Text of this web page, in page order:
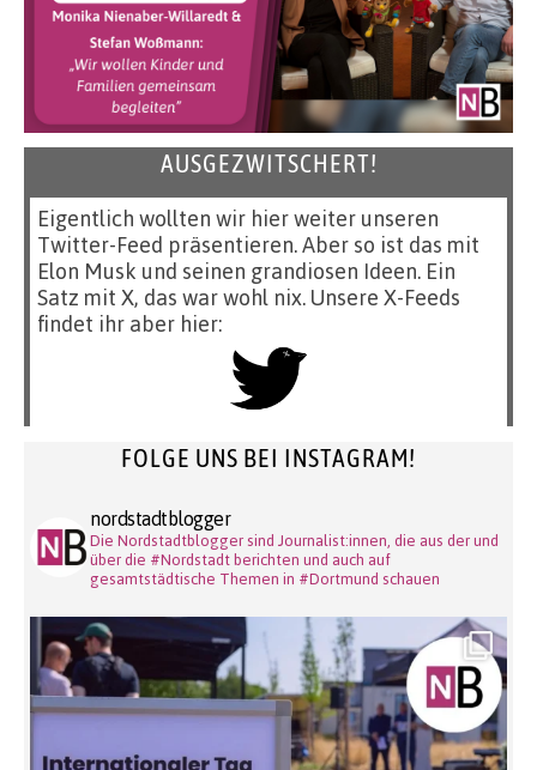
AUSGEZWITSCHERT!
Eigentlich wollten wir hier weiter unseren
Twitter-Feed präsentieren. Aber so ist das mit
Elon Musk und seinen grandiosen Ideen. Ein
Satz mit X, das war wohl nix. Unsere X-Feeds
findet ihr aber hier:
FOLGE UNS BEI INSTAGRAM!
nordstadtblogger
Die Nordstadtblogger sind Journalist:innen, die aus der und
über die #Nordstadt berichten und auch auf
gesamtstädtische Themen in #Dortmund schauen